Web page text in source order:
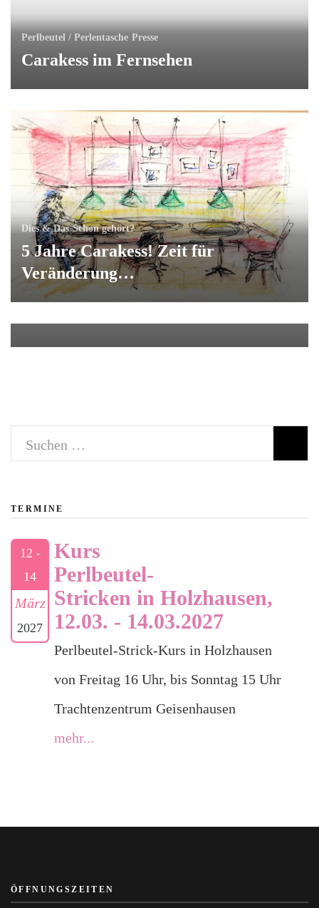
Perlbeutel / Perlentasche Presse
Carakess im Fernsehen
Dies & Das Schon gehört?
5 Jahre Carakess! Zeit für
Veränderung…
Perlbeutel / Perlentasche Presse
„Der Neue Tag“ hat über mich
Suchen
TERMINE
12 -
14
März
2027
Kurs
Perlbeutel-
Stricken in Holzhausen,
12.03. - 14.03.2027
Perlbeutel-Strick-Kurs in Holzhausen
von Freitag 16 Uhr, bis Sonntag 15 Uhr
Trachtenzentrum Geisenhausen
mehr...
ÖFFNUNGSZEITEN